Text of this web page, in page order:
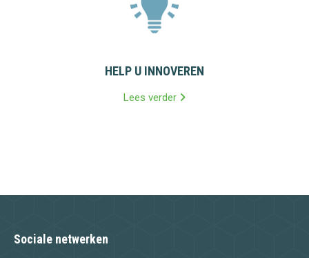
HELP U INNOVEREN
Lees verder
Sociale netwerken